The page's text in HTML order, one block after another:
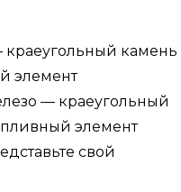
камень
элемент
— краеугольный
элемент
свой